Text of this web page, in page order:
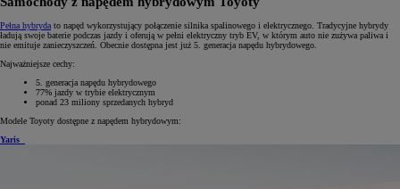
Pełna hybryda to napęd wykorzystujący połączenie silnika spalinowego i elektrycznego. Tradycyjne hybrydy
ładują swoje baterie podczas jazdy i oferują w pełni elektryczny tryb EV, w którym auto nie zużywa paliwa i
nie emituje zanieczyszczeń. Obecnie dostępna jest już 5. generacja napędu hybrydowego.
Najważniejsze cechy:
5. generacja napędu hybrydowego
77% jazdy w trybie elektrycznym
ponad 23 miliony sprzedanych hybryd
Modele Toyoty dostępne z napędem hybrydowym:
Yaris